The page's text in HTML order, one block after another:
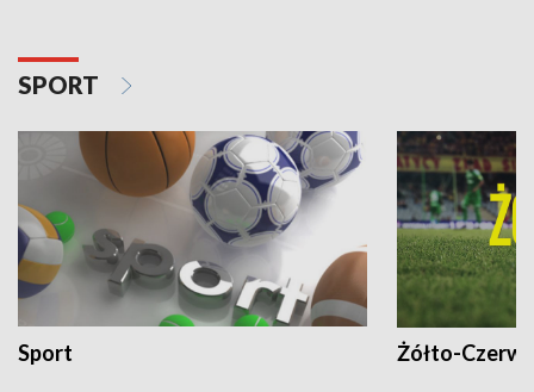
SPORT
Sport Żółto-